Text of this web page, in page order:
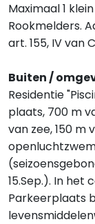
Maximaal 1
Rookmelders.
art. 155, IV van
Buiten /
Residentie
plaats, 700 m
van zee, 150 m
15.Sep.). In het
Parkeerplaats